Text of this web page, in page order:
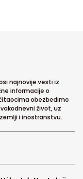
najnovije vesti iz
informacije o
obezbedimo
život, uz
i inostranstvu.